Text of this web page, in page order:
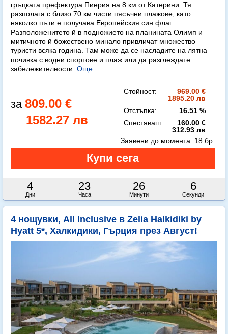
гръцката префектура Пиерия на 8 км от Катерини. Тя
разполага с близо 70 км чисти пясъчни плажове, като
няколко пъти е получава Европейския син флаг.
Разположенитето й в подножието на планината Олимп и
митичното й божествено минало привличат множество
туристи всяка година. Там може да се насладите на лятна
почивка с водни спортове и плаж или да разглеждате
забележителности. Още...
809.00 €
1582.27 лв
Стойност:
969.00 €
1895.20 лв
Отстъпка:
16.51 %
Спестяваш:
160.00 €
312.93 лв
4
Дни
23
Часа
26
Минути
4
Секунди
Заявени до момента: 18 бр.
4 нощувки, All Inclusive в Zelia Halkidiki by
Hyatt 5*, Халкидики, Гърция през Август!